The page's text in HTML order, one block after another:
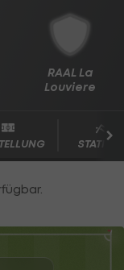
RAAL La
Louviere